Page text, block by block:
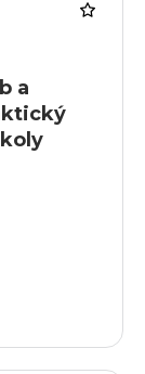
a